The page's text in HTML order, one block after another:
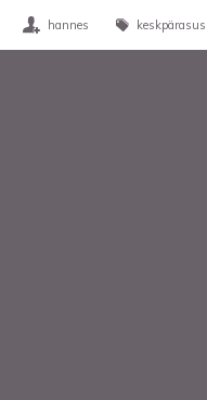
hannes keskpärasus